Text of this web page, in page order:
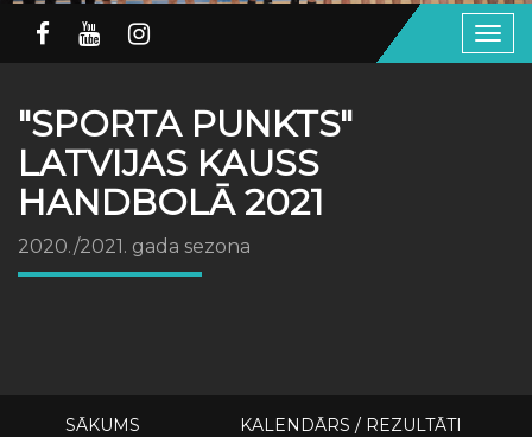
"SPORTA PUNKTS"
LATVIJAS KAUSS
HANDBOLĀ 2021
2020./2021. gada sezona
SĀKUMS KALENDĀRS / REZULTĀTI